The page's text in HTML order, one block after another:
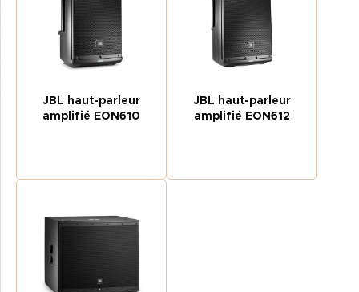
JBL haut-parleur
amplifié EON610
JBL haut-parleur
amplifié EON612